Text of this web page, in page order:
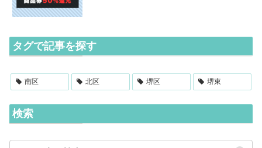
タグで記事を探す
南区 北区 堺区 堺東
検索